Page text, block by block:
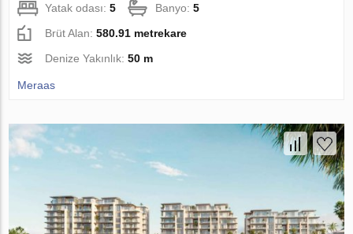
Yatak odası:5 Banyo:5
Brüt Alan:580.91 metrekare
Denize Yakınlık:50 m
Meraas